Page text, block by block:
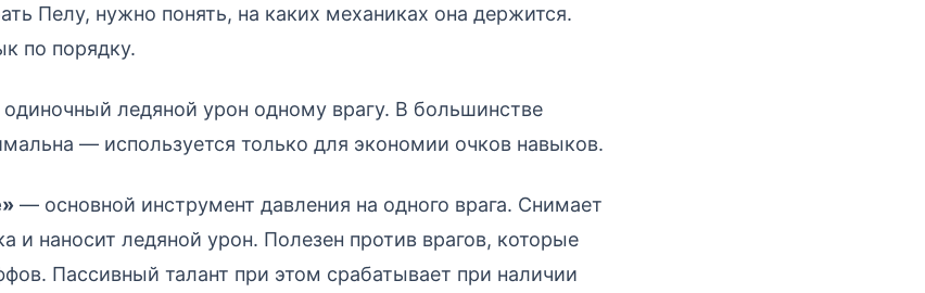
Пелу, нужно понять, на каких механиках она держится.
по порядку.
одиночный ледяной урон одному врагу. В большинстве
— используется только для экономии очков навыков.
— основной инструмент давления на одного врага. Снимает
и наносит ледяной урон. Полезен против врагов, которые
Пассивный талант при этом срабатывает при наличии